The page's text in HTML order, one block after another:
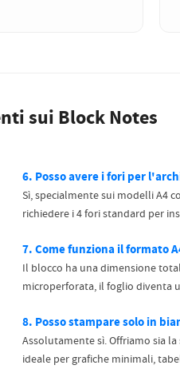
sui Block Notes
6. Posso avere i fori per
Sì, specialmente sui modelli A4
richiedere i 4 fori standard per
7. Come funziona il formato
Il blocco ha una dimensione
microperforata, il foglio diventa
8. Posso stampare solo in
Assolutamente sì. Offriamo sia
ideale per grafiche minimali,